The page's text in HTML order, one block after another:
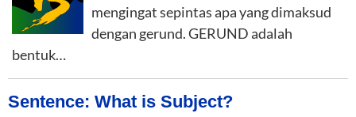
mengingat sepintas apa yang dimaksud
dengan gerund. GERUND adalah
bentuk…
Sentence: What is Subject?